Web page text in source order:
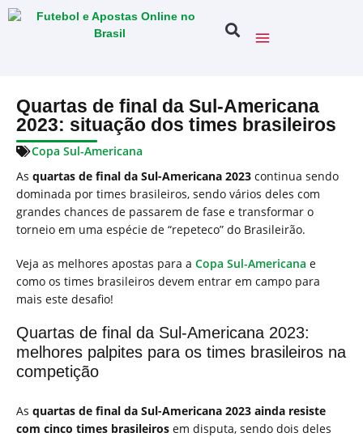
Quartas de final da Sul-Americana
2023: situação dos times brasileiros
Copa Sul-Americana
As quartas de final da Sul-Americana 2023 continua sendo
dominada por times brasileiros, sendo vários deles com
grandes chances de passarem de fase e transformar o
torneio em uma espécie de “repeteco” do Brasileirão.
Veja as melhores apostas para a Copa Sul-Americana e
como os times brasileiros devem entrar em campo para
mais este desafio!
Quartas de final da Sul-Americana 2023:
melhores palpites para os times brasileiros na
competição
As quartas de final da Sul-Americana 2023 ainda resiste
com cinco times brasileiros em disputa, sendo dois deles